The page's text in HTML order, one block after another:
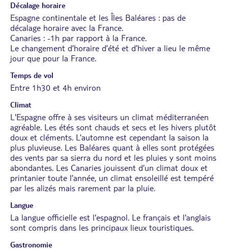
Décalage horaire
Espagne continentale et les Îles Baléares : pas de
décalage horaire avec la France.
Canaries : -1h par rapport à la France.
Le changement d’horaire d’été et d’hiver a lieu le même
jour que pour la France.
Temps de vol
Entre 1h30 et 4h environ
Climat
L'Espagne offre à ses visiteurs un climat méditerranéen
agréable. Les étés sont chauds et secs et les hivers plutôt
doux et cléments. L’automne est cependant la saison la
plus pluvieuse. Les Baléares quant à elles sont protégées
des vents par sa sierra du nord et les pluies y sont moins
abondantes. Les Canaries jouissent d’un climat doux et
printanier toute l’année, un climat ensoleillé est tempéré
par les alizés mais rarement par la pluie.
Langue
La langue officielle est l'espagnol. Le français et l'anglais
sont compris dans les principaux lieux touristiques.
Gastronomie